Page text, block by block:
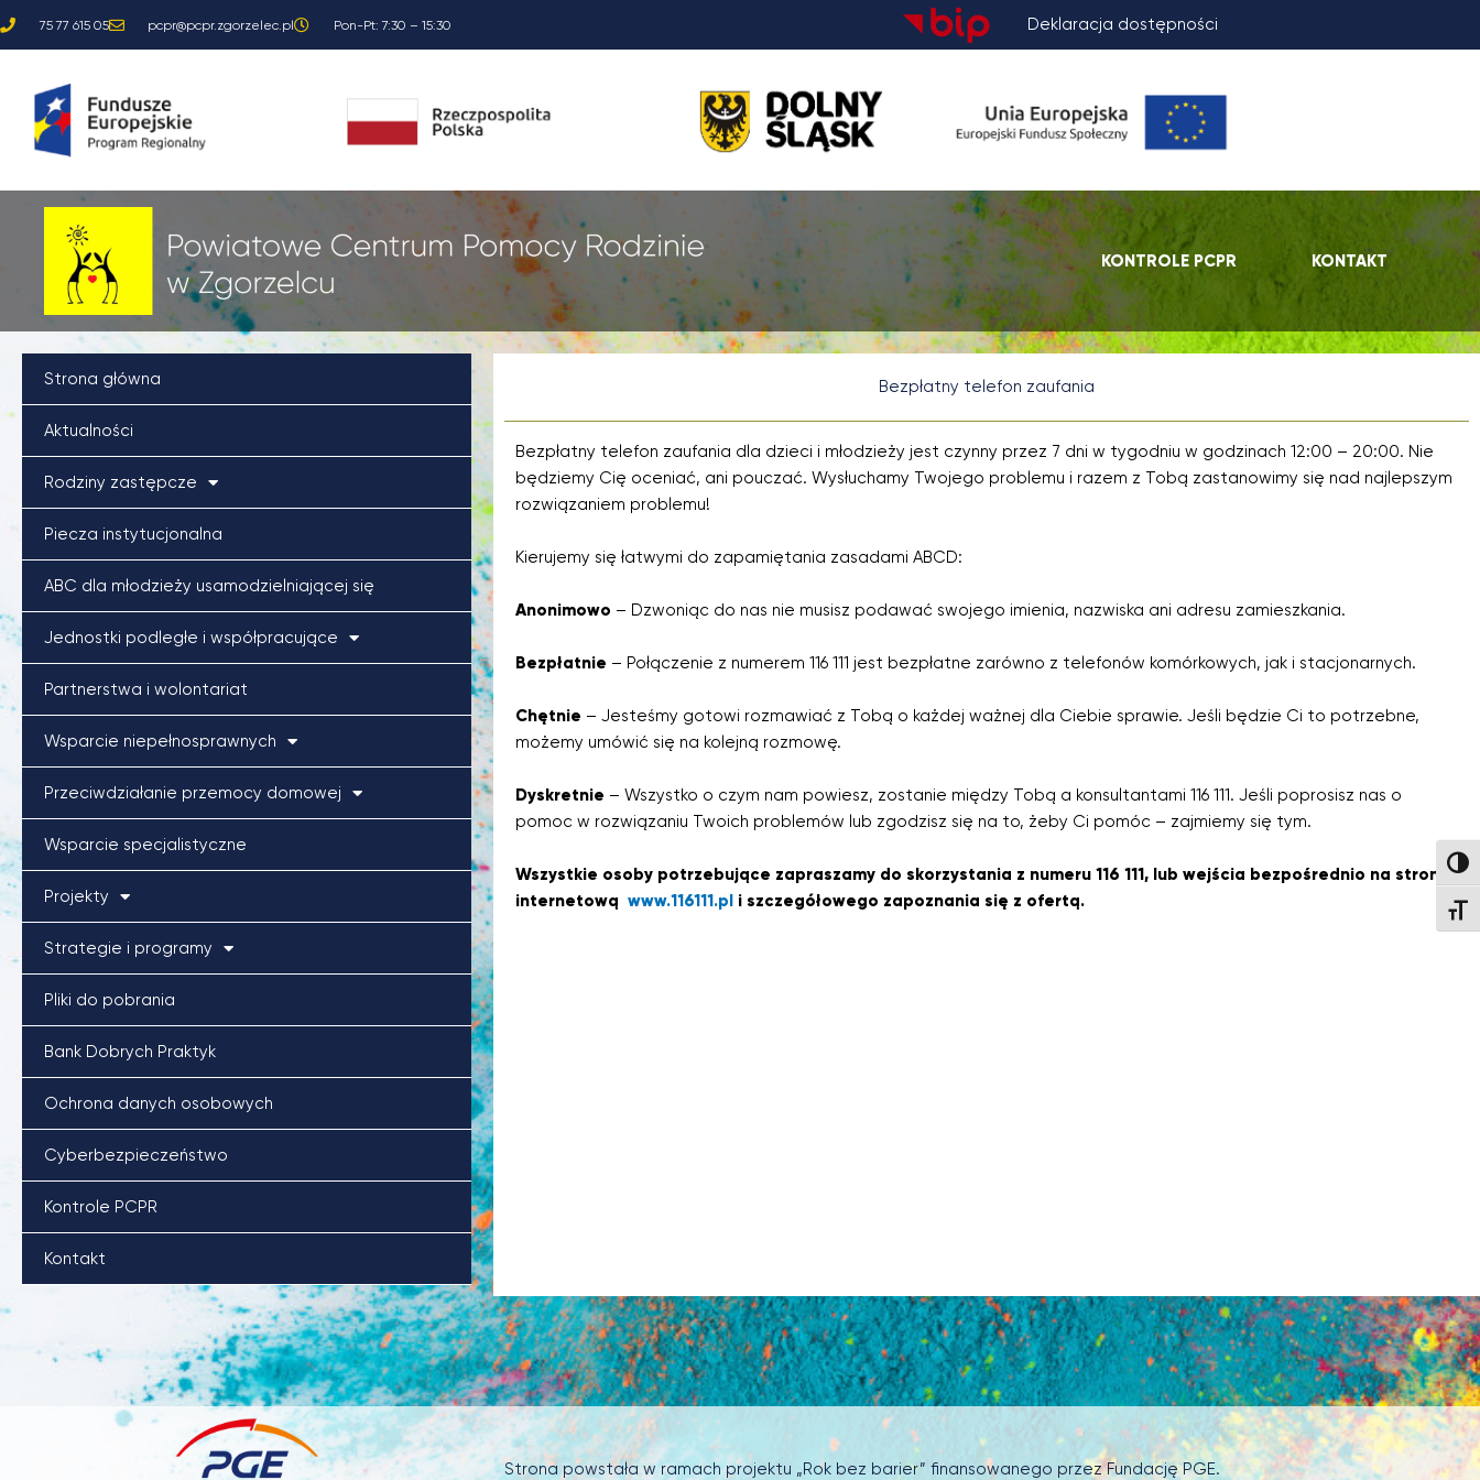
Przejdź
do
75 77 615 05 pcpr@pcpr.zgorzelec.pl Pon-Pt: 7:30 – 15:30 Deklaracja dostępności
KONTROLE PCPR KONTAKT
Strona główna
Aktualności
Rodziny zastępcze
Piecza instytucjonalna
ABC dla młodzieży usamodzielniającej się
Jednostki podległe i współpracujące
Partnerstwa i wolontariat
Wsparcie niepełnosprawnych
Przeciwdziałanie przemocy domowej
Wsparcie specjalistyczne
Projekty
Strategie i programy
Pliki do pobrania
Bank Dobrych Praktyk
Ochrona danych osobowych
Cyberbezpieczeństwo
Kontrole PCPR
Kontakt
Bezpłatny telefon zaufania
Bezpłatny telefon zaufania dla dzieci i młodzieży jest czynny przez 7 dni w tygodniu w godzinach 12:00 – 20:00. Nie
będziemy Cię oceniać, ani pouczać. Wysłuchamy Twojego problemu i razem z Tobą zastanowimy się nad najlepszym
rozwiązaniem problemu!
Kierujemy się łatwymi do zapamiętania zasadami ABCD:
Anonimowo – Dzwoniąc do nas nie musisz podawać swojego imienia, nazwiska ani adresu zamieszkania.
Bezpłatnie – Połączenie z numerem 116 111 jest bezpłatne zarówno z telefonów komórkowych, jak i stacjonarnych.
Chętnie – Jesteśmy gotowi rozmawiać z Tobą o każdej ważnej dla Ciebie sprawie. Jeśli będzie Ci to potrzebne,
możemy umówić się na kolejną rozmowę.
Dyskretnie – Wszystko o czym nam powiesz, zostanie między Tobą a konsultantami 116 111. Jeśli poprosisz nas o
pomoc w rozwiązaniu Twoich problemów lub zgodzisz się na to, żeby Ci pomóc – zajmiemy się tym.
Wszystkie osoby potrzebujące zapraszamy do skorzystania z numeru 116 111, lub wejścia bezpośrednio na stronę
internetową www.116111.pl i szczegółowego zapoznania się z ofertą.
Strona powstała w ramach projektu „Rok bez barier” finansowanego przez Fundację PGE.